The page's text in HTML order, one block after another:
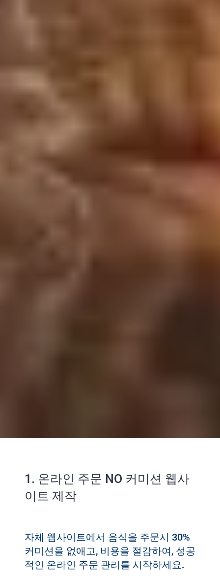
1. 온라인 주문 NO 커미션 웹사
이트 제작
자체 웹사이트에서 음식을 주문시 30%
커미션을 없애고, 비용을 절감하여, 성공
적인 온라인 주문 관리를 시작하세요.